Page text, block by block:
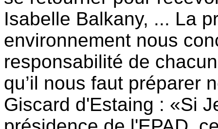
Isabelle Balkany, ... La
environnement nous
responsabilité de
qu’il nous faut préparer
Giscard d'Estaing : «Si